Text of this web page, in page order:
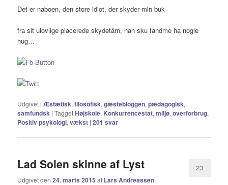
Det er naboen, den store idiot, der skyder min buk
fra sit ulovlige placerede skydetårn, han sku fandme ha nogle
hug…
Udgivet i Æstætisk,filosofisk,gæstebloggen,pædagogisk,
samfundsk |TaggetHøjskole, Konkurrencestat,miljø,overforbrug,
Positiv psykologi,vækst |201 svar
Lad Solen skinne af Lyst
Udgivet den24. marts 2015 af Lars Andreassen
23